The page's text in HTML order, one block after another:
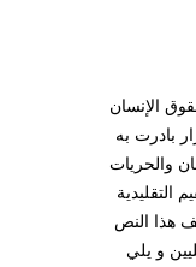
مجلس حقوق الإنسان
بادرت به
والحريات
التقليدية
هذا النص
و يلي